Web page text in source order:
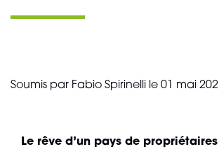
Soumis par Fabio Spirinelli le 01 mai 2021
Le rêve d’un pays de